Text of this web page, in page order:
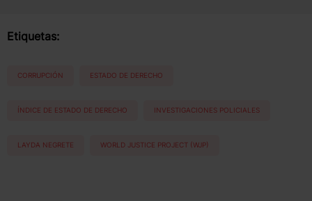
Etiquetas:
CORRUPCIÓN ESTADO DE DERECHO
ÍNDICE DE ESTADO DE DERECHO INVESTIGACIONES POLICIALES
LAYDA NEGRETE WORLD JUSTICE PROJECT (WJP)